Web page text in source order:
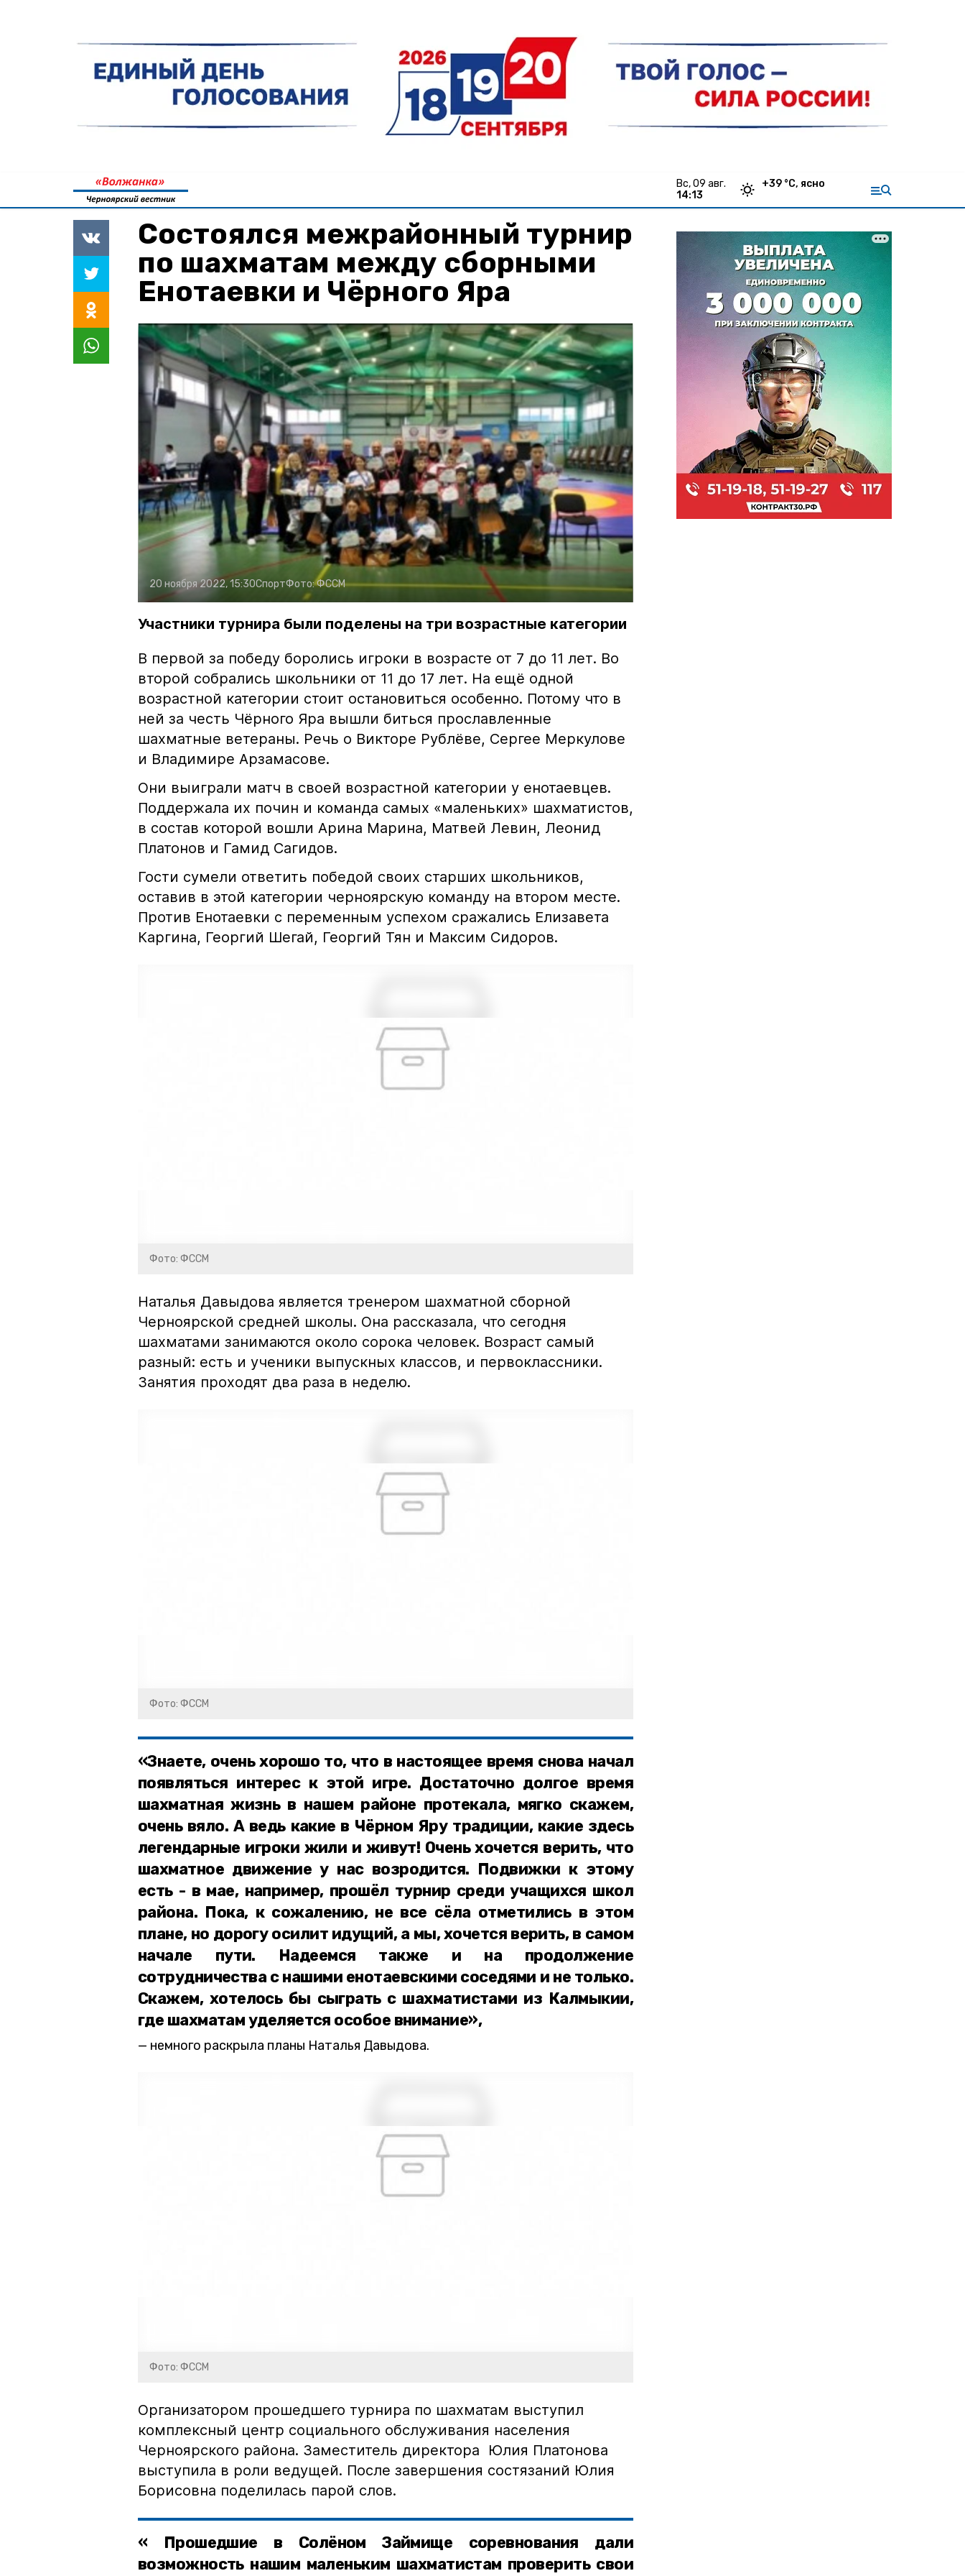
вс, 09 авг.
14:13
+39 °С, ясно
Состоялся межрайонный турнир
по шахматам между сборными
Енотаевки и Чёрного Яра
20 ноября 2022, 15:30СпортФото:ФССМ
Участники турнира были поделены на три возрастные категории
В первой за победу боролись игроки в возрасте от 7 до 11 лет. Во
второй собрались школьники от 11 до 17 лет. На ещё одной
возрастной категории стоит остановиться особенно. Потому что в
ней за честь Чёрного Яра вышли биться прославленные
шахматные ветераны. Речь о Викторе Рублёве, Сергее Меркулове
и Владимире Арзамасове.
Они выиграли матч в своей возрастной категории у енотаевцев.
Поддержала их почин и команда самых «маленьких» шахматистов,
в состав которой вошли Арина Марина, Матвей Левин, Леонид
Платонов и Гамид Сагидов.
Гости сумели ответить победой своих старших школьников,
оставив в этой категории черноярскую команду на втором месте.
Против Енотаевки с переменным успехом сражались Елизавета
Каргина, Георгий Шегай, Георгий Тян и Максим Сидоров.
Фото: ФССМ
Наталья Давыдова является тренером шахматной сборной
Черноярской средней школы. Она рассказала, что сегодня
шахматами занимаются около сорока человек. Возраст самый
разный: есть и ученики выпускных классов, и первоклассники.
Занятия проходят два раза в неделю.
Фото: ФССМ
«Знаете, очень хорошо то, что в настоящее время снова начал
появляться интерес к этой игре. Достаточно долгое время
шахматная жизнь в нашем районе протекала, мягко скажем,
очень вяло. А ведь какие в Чёрном Яру традиции, какие здесь
легендарные игроки жили и живут! Очень хочется верить, что
шахматное движение у нас возродится. Подвижки к этому
есть - в мае, например, прошёл турнир среди учащихся школ
района. Пока, к сожалению, не все сёла отметились в этом
плане, но дорогу осилит идущий, а мы, хочется верить, в самом
начале пути. Надеемся также и на продолжение
сотрудничества с нашими енотаевскими соседями и не только.
Скажем, хотелось бы сыграть с шахматистами из Калмыкии,
где шахматам уделяется особое внимание»,
немного раскрыла планы Наталья Давыдова.
Фото: ФССМ
Организатором прошедшего турнира по шахматам выступил
комплексный центр социального обслуживания населения
Черноярского района. Заместитель директора Юлия Платонова
выступила в роли ведущей. После завершения состязаний Юлия
Борисовна поделилась парой слов.
« Прошедшие в Солёном Займище соревнования дали
возможность нашим маленьким шахматистам проверить свои